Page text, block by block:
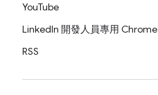
YouTube
LinkedIn 開發人員專用 Chrome
RSS